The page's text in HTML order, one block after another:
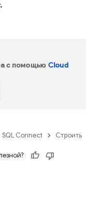
с помощью Cloud
SQL Connect Строить